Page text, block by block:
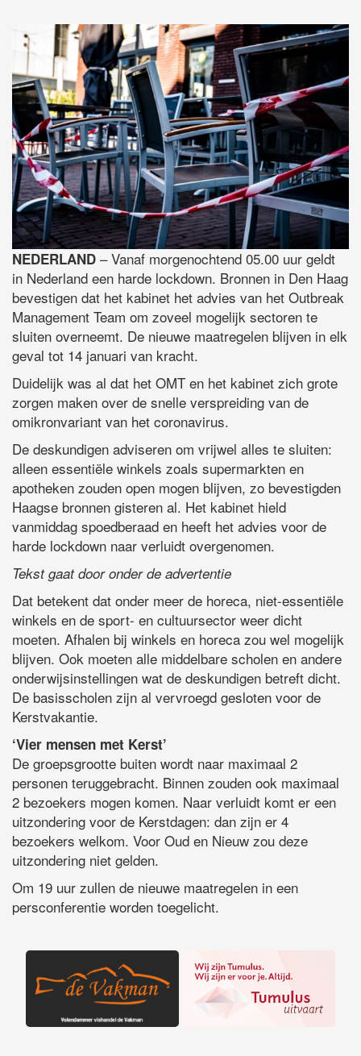
NEDERLAND – Vanaf morgenochtend 05.00 uur geldt
in Nederland een harde lockdown. Bronnen in Den Haag
bevestigen dat het kabinet het advies van het Outbreak
Management Team om zoveel mogelijk sectoren te
sluiten overneemt. De nieuwe maatregelen blijven in elk
geval tot 14 januari van kracht.
Duidelijk was al dat het OMT en het kabinet zich grote
zorgen maken over de snelle verspreiding van de
omikronvariant van het coronavirus.
De deskundigen adviseren om vrijwel alles te sluiten:
alleen essentiële winkels zoals supermarkten en
apotheken zouden open mogen blijven, zo bevestigden
Haagse bronnen gisteren al. Het kabinet hield
vanmiddag spoedberaad en heeft het advies voor de
harde lockdown naar verluidt overgenomen.
Tekst gaat door onder de advertentie
Dat betekent dat onder meer de horeca, niet-essentiële
winkels en de sport- en cultuursector weer dicht
moeten. Afhalen bij winkels en horeca zou wel mogelijk
blijven. Ook moeten alle middelbare scholen en andere
onderwijsinstellingen wat de deskundigen betreft dicht.
De basisscholen zijn al vervroegd gesloten voor de
Kerstvakantie.
‘Vier mensen met Kerst’
De groepsgrootte buiten wordt naar maximaal 2
personen teruggebracht. Binnen zouden ook maximaal
2 bezoekers mogen komen. Naar verluidt komt er een
uitzondering voor de Kerstdagen: dan zijn er 4
bezoekers welkom. Voor Oud en Nieuw zou deze
uitzondering niet gelden.
Om 19 uur zullen de nieuwe maatregelen in een
persconferentie worden toegelicht.